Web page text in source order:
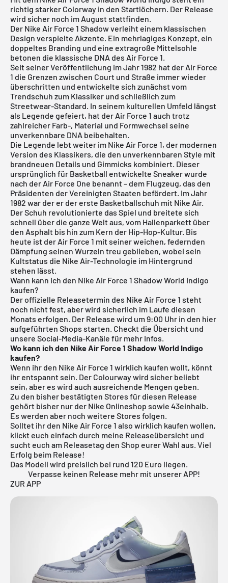
richtig starker Colorway in den Startlöchern. Der Release
wird sicher noch im August stattfinden.
Der Nike Air Force 1 Shadow verleiht einem klassischen
Design verspielte Akzente. Ein mehrlagiges Konzept, ein
doppeltes Branding und eine extragroße Mittelsohle
betonen die klassische DNA des Air Force 1.
Seit seiner Veröffentlichung im Jahr 1982 hat der Air Force
1 die Grenzen zwischen Court und Straße immer wieder
überschritten und entwickelte sich zunächst vom
Trendschuh zum Klassiker und schließlich zum
Streetwear-Standard. In seinem kulturellen Umfeld längst
als Legende gefeiert, hat der Air Force 1 auch trotz
zahlreicher Farb-, Material und Formwechsel seine
unverkennbare DNA beibehalten.
Die Legende lebt weiter im Nike Air Force 1, der modernen
Version des Klassikers, die den unverkennbaren Style mit
brandneuen Details und Gimmicks kombiniert. Dieser
ursprünglich für Basketball entwickelte Sneaker wurde
nach der Air Force One benannt – dem Flugzeug, das den
Präsidenten der Vereinigten Staaten befördert. Im Jahr
1982 war der er der erste Basketballschuh mit Nike Air.
Der Schuh revolutionierte das Spiel und breitete sich
schnell über die ganze Welt aus, vom Hallenparkett über
den Asphalt bis hin zum Kern der Hip-Hop-Kultur. Bis
heute ist der Air Force 1 mit seiner weichen, federnden
Dämpfung seinen Wurzeln treu geblieben, wobei sein
Kultstatus die Nike Air-Technologie im Hintergrund
stehen lässt.
Wann kann ich den Nike Air Force 1 Shadow World Indigo
kaufen?
Der offizielle Releasetermin des Nike Air Force 1 steht
noch nicht fest, aber wird sicherlich im Laufe diesen
Monats erfolgen. Der Release wird um 9:00 Uhr in den hier
aufgeführten Shops starten. Checkt die Übersicht und
unsere Social-Media-Kanäle für mehr Infos.
Wo kann ich den Nike Air Force 1 Shadow World Indigo
kaufen?
Wenn ihr den Nike Air Force 1 wirklich kaufen wollt, könnt
ihr entspannt sein. Der Colourway wird sicher beliebt
sein, aber es wird auch ausreichende Mengen geben.
Zu den bisher bestätigten Stores für diesen Release
gehört bisher nur der Nike Onlineshop sowie 43einhalb.
Es werden aber noch weitere Stores folgen.
Solltet ihr den Nike Air Force 1 also wirklich kaufen wollen,
klickt euch einfach durch meine Releaseübersicht und
sucht euch am Releasetag den Shop eurer Wahl aus. Viel
Erfolg beim Release!
Das Modell wird preislich bei rund 120 Euro liegen.
Verpasse keinen Release mehr mit unserer APP!
ZUR APP